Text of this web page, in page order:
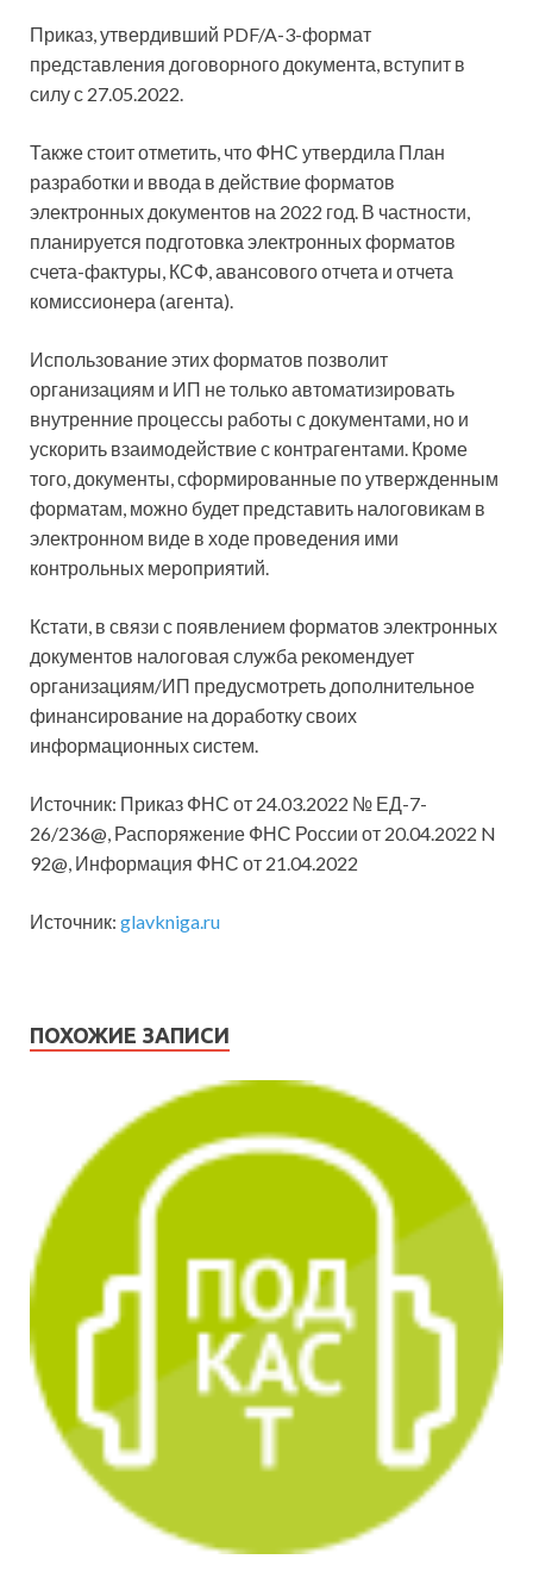
Приказ, утвердивший PDF/A-3-формат
представления договорного документа, вступит в
силу с 27.05.2022.
Также стоит отметить, что ФНС утвердила План
разработки и ввода в действие форматов
электронных документов на 2022 год. В частности,
планируется подготовка электронных форматов
счета-фактуры, КСФ, авансового отчета и отчета
комиссионера (агента).
Использование этих форматов позволит
организациям и ИП не только автоматизировать
внутренние процессы работы с документами, но и
ускорить взаимодействие с контрагентами. Кроме
того, документы, сформированные по утвержденным
форматам, можно будет представить налоговикам в
электронном виде в ходе проведения ими
контрольных мероприятий.
Кстати, в связи с появлением форматов электронных
документов налоговая служба рекомендует
организациям/ИП предусмотреть дополнительное
финансирование на доработку своих
информационных систем.
Источник: Приказ ФНС от 24.03.2022 № ЕД-7-
26/236@, Распоряжение ФНС России от 20.04.2022 N
92@, Информация ФНС от 21.04.2022
Источник: glavkniga.ru
ПОХОЖИЕ ЗАПИСИ